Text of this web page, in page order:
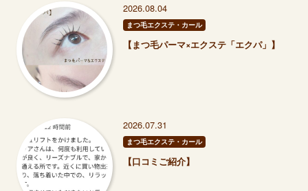
2026.08.04
まつ毛エクステ・カール
【まつ毛パーマ×エクステ「エクパ」】
2026.07.31
まつ毛エクステ・カール
【口コミご紹介】